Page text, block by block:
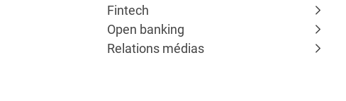
Fintech
Open banking
Relations médias